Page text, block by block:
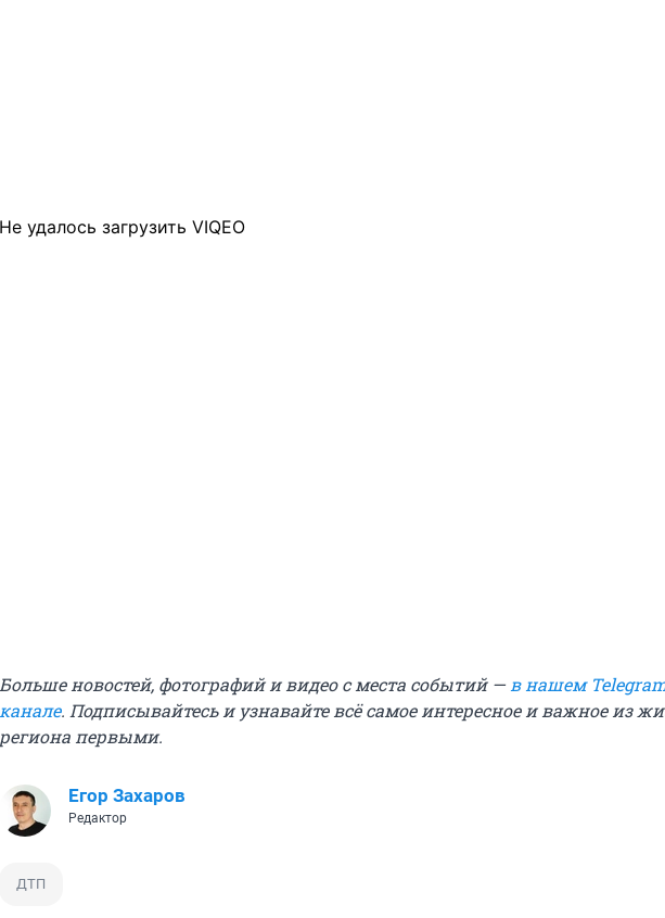
Не удалось загрузить VIQEO
Больше новостей, фотографий и видео с места событий — в нашем
канале. Подписывайтесь и узнавайте всё самое интересное и важное из
региона первыми.
Егор Захаров
Редактор
ДТП